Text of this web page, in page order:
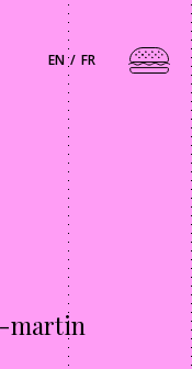
EN FR
martin